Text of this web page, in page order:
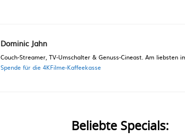
Dominic Jahn
Couch-Streamer, TV-Umschalter & Genuss-Cineast. Am liebsten
Spende für die 4KFilme-Kaffeekasse
Beliebte Specials: